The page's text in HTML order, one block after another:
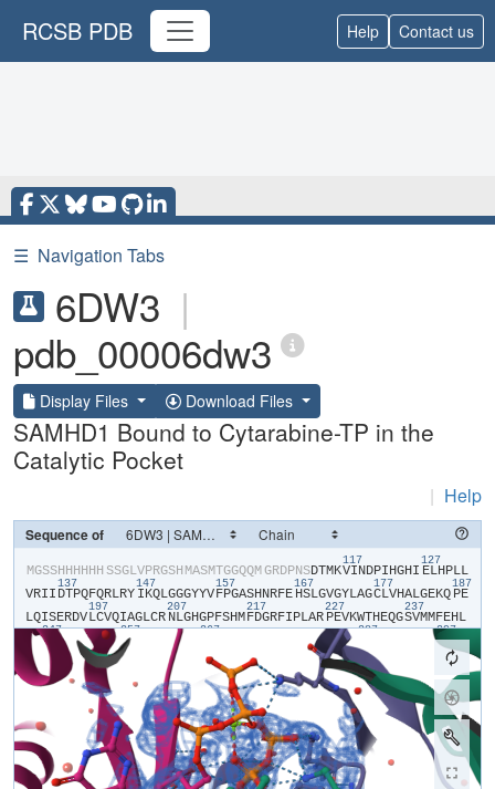
RCSB PDB Help Contact us
☰ Navigation Tabs
6DW3 |
pdb_00006dw3
Display Files Download Files
SAMHD1 Bound to Cytarabine-TP in the
Catalytic Pocket
| Help
Sequence of
​M​​G​​S​​S​​H​​H​​H​​H​​H​​H​ ​S​​S​​G​​L​​V​​P​​R​​G​​S​​H​ ​M​​A​​S​​M​​T​​G​​G​​Q​​Q​​M​​G​​R​​D​​P​​N​​S​​D​​T​​M​​K​
117
​V​​I​​N​​D​​P​​I​​H​​G​​H​​I​
127
​E​​L​​H​​P​​L​​L​​
V​​R​​I​​I​
137
​D​​T​​P​​Q​​F​​Q​​R​​L​​R​​Y​
147
​I​​K​​Q​​L​​G​​G​​G​​Y​​Y​​V​
157
​F​​P​​G​​A​​S​​H​​N​​R​​F​​E​
167
​H​​S​​L​​G​​V​​G​​Y​​L​​A​​G​
177
​C​​L​​V​​H​​A​​L​​G​​E​​K​​Q​
187
​P​​E​​
L​​Q​​I​​S​​E​​R​​D​​V​
197
​L​​C​​V​​Q​​I​​A​​G​​L​​C​​R​
207
​N​​L​​G​​H​​G​​P​​F​​S​​H​​M​
217
​F​​D​​G​​R​​F​​I​​P​​L​​A​​R​
227
​P​​E​​V​​K​​W​​T​​H​​E​​Q​​G​
237
​S​​V​​M​​M​​F​​E​​H​​L​
I​​N​
247
​S​ ​G​​I​ ​K​​P​​V​ ​M​​E​ ​Q​
257
​Y​​G​ ​E​​D​
267
​V​​E​​D​ ​S​​L​​W​​P​
287
​F​
297
​L​​Y​​E​​I​​
V​​S​ ​K​
307
​G​ ​I​​D​​V​ ​D​​K​​W​
317
​R​​D​​C​ ​L​​G​​I​​Q​ ​N​​N​​F​​D​​Y​
337
​A​​R​​V​​C​​E​​V​​D​ ​N​​E​ ​K​​E​
G​​N​​L​​Y​​D​ ​M​​F​ ​H​​T​​R​
367
​N​​S​ ​H​​R​ ​A​​Y​​Q​​H​
377
​K​​V​ ​G​​N​​I​​I​​D​​T​​M​​I​
387
​T​​D​​A​​F​​L​​K​​A​​D​​D​​Y​
397
​I​ ​E​​I​ ​T​​G​​A​​G​​G​
407
​Y​​R​ ​I​​S​​T​
​T​​K​ ​L​ ​T​​D​​N​
427
​F​​L​​E​​I​​L​​Y​​S​​T​​D​​P​
437
​K​​L​​K​​D​​A​​R​​E​​I​
447
​L​​F​​K​
457
​G​ ​P​ ​T​ ​I​
467
​K​ ​I​
K​​R​​E​​D​ ​L​
477
​P​​K​​E​​V​​A​​S​​A​​K​​P​​K​
487
​V​​L​​L​​D​​V​​K​​L​​K​​A​​E​
497
​D​​F​​I​​V​​D​​V​​I​​N​​M​​D​
507
​Y​ ​G​​M​​Q​​E​ ​K​​N​
517
​H​​V​​S​​F​​Y​​C​​K​
A​​P​
527
​N​​R​ ​R​​I​​T​​K​​N​​Q​
537
​V​​S​​Q​​L​​L​​P​ ​E​​K​​F​​A​
547
​E​​Q​​L​​I​​R​​V​​Y​​C​​K​​K​
557
​V​​D​​R​​K​​S​​L​​Y​​A​​A​​R​
567
​Q​​Y​ ​V​​Q​ ​R​
577
​N​ ​F​​T​​K​
​Q​​D​​G​​D​​V​
587
​I​​A​​P​ ​I​​T​​P​​Q​​K​​K​
597
​E​​W​​N​​D​​S​​T​​S​​V​​Q​​N​​P​​T​​R​​L​​R​​E​​A​​S​​K​​S​​R​​V​​Q​​L​​F​​K​​D​​D​